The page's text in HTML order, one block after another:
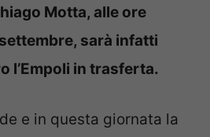
Motta, alle ore
sarà infatti
l’Empoli in trasferta.
e in questa giornata la